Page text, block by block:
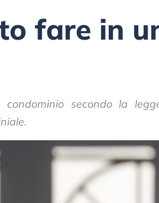
fare in
secondo la